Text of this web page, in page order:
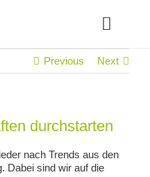
Toggle
EMS-WERK
Previous Next
durchstarten
nach Trends aus den
Dabei sind wir auf die